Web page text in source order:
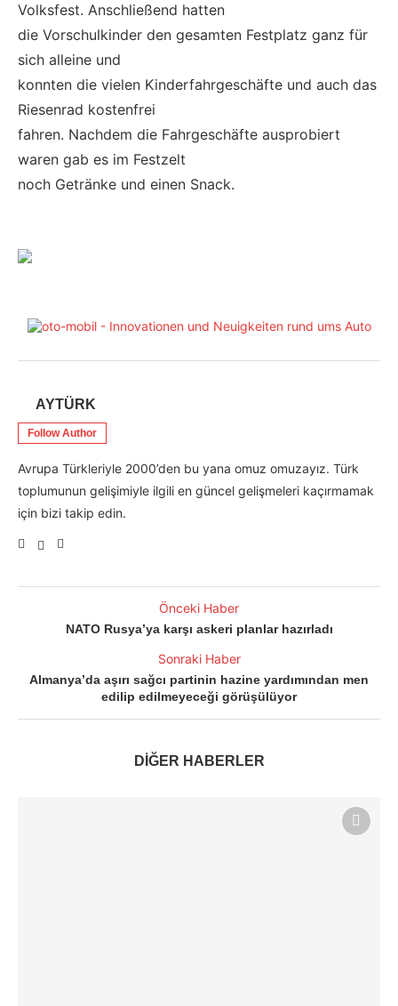
Volksfest. Anschließend hatten
die Vorschulkinder den gesamten Festplatz ganz für
sich alleine und
konnten die vielen Kinderfahrgeschäfte und auch das
Riesenrad kostenfrei
fahren. Nachdem die Fahrgeschäfte ausprobiert
waren gab es im Festzelt
noch Getränke und einen Snack.
AYTÜRK
Follow Author
Avrupa Türkleriyle 2000’den bu yana omuz omuzayız. Türk
toplumunun gelişimiyle ilgili en güncel gelişmeleri kaçırmamak
için bizi takip edin.
Önceki Haber
NATO Rusya’ya karşı askeri planlar hazırladı
Sonraki Haber
Almanya’da aşırı sağcı partinin hazine yardımından men
edilip edilmeyeceği görüşülüyor
DİĞER HABERLER